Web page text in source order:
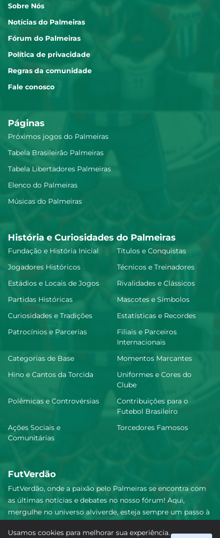
Sobre Nós
Notícias do Palmeiras
Fórum do Palmeiras
Política de privacidade
Regras da comunidade
Fale conosco
Páginas
Próximos jogos do Palmeiras
Tabela Brasileirão Palmeiras
Tabela Libertadores Palmeiras
Elenco do Palmeiras
Músicas do Palmeiras
História e Curiosidades do Palmeiras
Fundação e História Inicial
Títulos e Conquistas
Jogadores Históricos
Técnicos e Treinadores
Estádios e Locais de Jogos
Rivalidades e Clássicos
Partidas Históricas
Mascotes e Símbolos
Curiosidades e Tradições
Estatísticas e Recordes
Patrocínios e Parcerias
Filiais e Parceiros
Internacionais
Categorias de Base
Momentos Marcantes
Hino e Cantos da Torcida
Uniformes e Cores do
Clube
Polêmicas e Controvérsias
Contribuições para o
Futebol Brasileiro
Ações Sociais e
Comunitárias
Torcedores Famosos
FutVerdão
FutVerdão, onde a paixão pelo Palmeiras se encontra com
as últimas notícias e debates no nosso fórum! Aqui,
mergulhe no universo alviverde, esteja sempre um passo à
comunidade. Junte-se a nós nesta jornada emocionante!
Usamos cookies para melhorar sua experiência.